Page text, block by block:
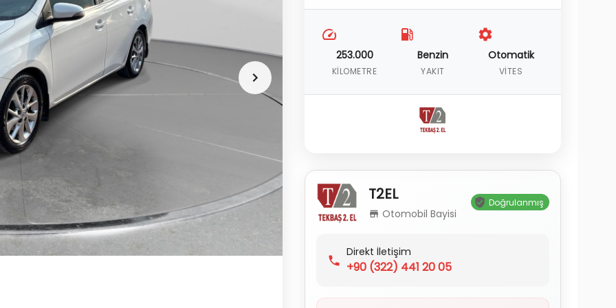
253.000
KILOMETRE
Benzin
YAKIT
Otomatik
VITES
T2EL
Otomobil Bayisi
Doğrulanmış
Direkt İletişim
+90 (322) 441 20 05